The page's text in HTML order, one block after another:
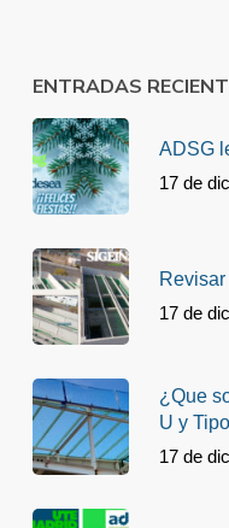
ENTRADAS
ADSG
17 de
17 de
¿Que
U y
17 de